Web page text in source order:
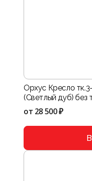
Орхус Кресло
(Светлый дуб) без
от 28 500 ₽